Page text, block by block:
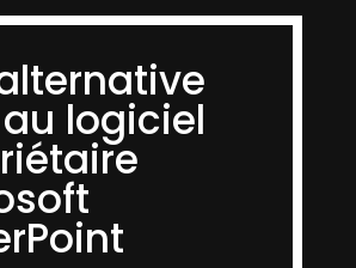
logiciel